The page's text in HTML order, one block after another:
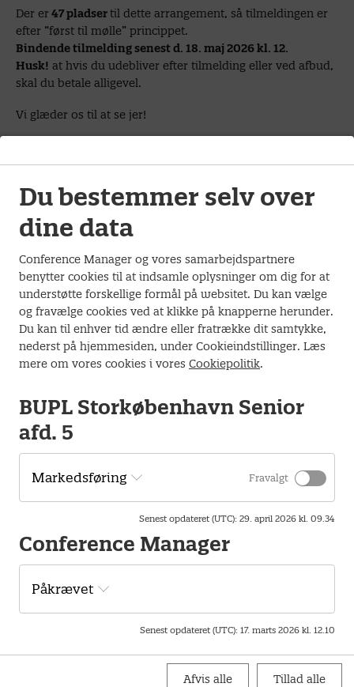
Der er47 pladsertil dette arrangement, så tilmeldingen er
efter “først til mølle” princippet.
Bindende tilmelding senest d. 18. maj 2026 kl. 12.
Husk! at hvis du udebliver efter tilmelding eller ved afbud,
skal du betale alligevel.
Vi glæder os til at se jer!
Lokation
Anneberg Parken 28
4500 Nykøbing Sjælland
Senest tilmelding: 18. maj 2026
Information
Pris
Det koster 200 kr at deltage, som betales kontant ved
ankomsten (ingen mobile Pay).
Drikkevarer er for egen regning.
Tilmeldingen er bindende.
Målgruppe
Du bestemmer selv over
dine data
Conference Manager og vores samarbejdspartnere
benytter cookies til at indsamle oplysninger om dig for at
understøtte forskellige formål på websitet. Du kan vælge
og fravælge cookies ved at klikke på knapperne herunder.
Du kan til enhver tid ændre eller fratrække dit samtykke,
nederst på hjemmesiden, under Cookieindstillinger. Læs
mere om vores cookies i vores Cookiepolitik.
BUPL Storkøbenhavn Senior
afd. 5
Markedsføring Fravalgt
Senest opdateret (UTC): 29. april 2026 kl. 09.34
Conference Manager
Påkrævet
Senest opdateret (UTC): 17. marts 2026 kl. 12.10
Afvis alle Tillad alle